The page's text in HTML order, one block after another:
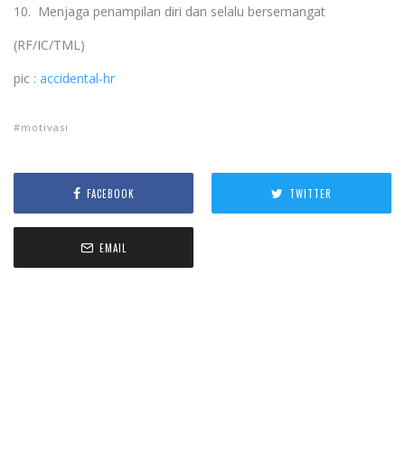
10. Menjaga penampilan diri dan selalu bersemangat
(RF/IC/TML)
pic : accidental-hr
motivasi
FACEBOOK TWITTER
EMAIL